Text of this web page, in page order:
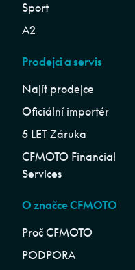
Sport
A2
Prodejci a servis
Najít prodejce
Oficiální importér
5 LET Záruka
CFMOTO Financial
Services
O značce CFMOTO
Proč CFMOTO
PODPORA